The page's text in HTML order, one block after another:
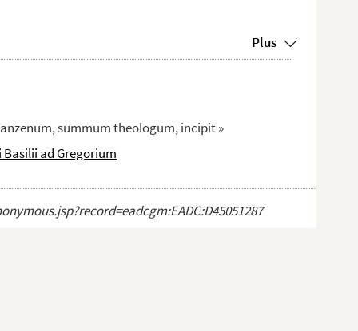
Plus
summum theologum, incipit »
ad Gregorium